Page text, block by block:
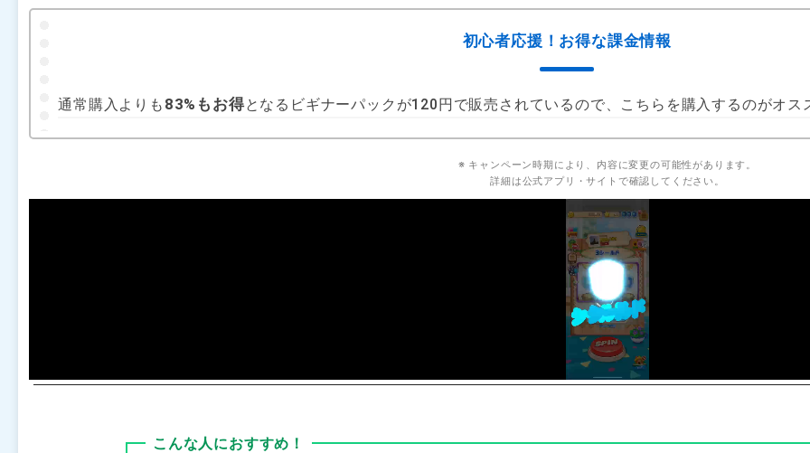
初心者応援！お得な課金情報
通常購入よりも 83%もお得となるビギナーパックが120円で販売されているので、こちらを購入するのがオス
※ キャンペーン時期により、内容に変更の可能性があります。
詳細は公式アプリ・サイトで確認してください。
こんな人におすすめ！